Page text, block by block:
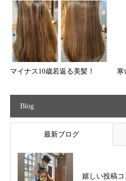
マイナス10歳若返る美髪！ 寒
Blog
最新ブログ
嬉しい投稿コ